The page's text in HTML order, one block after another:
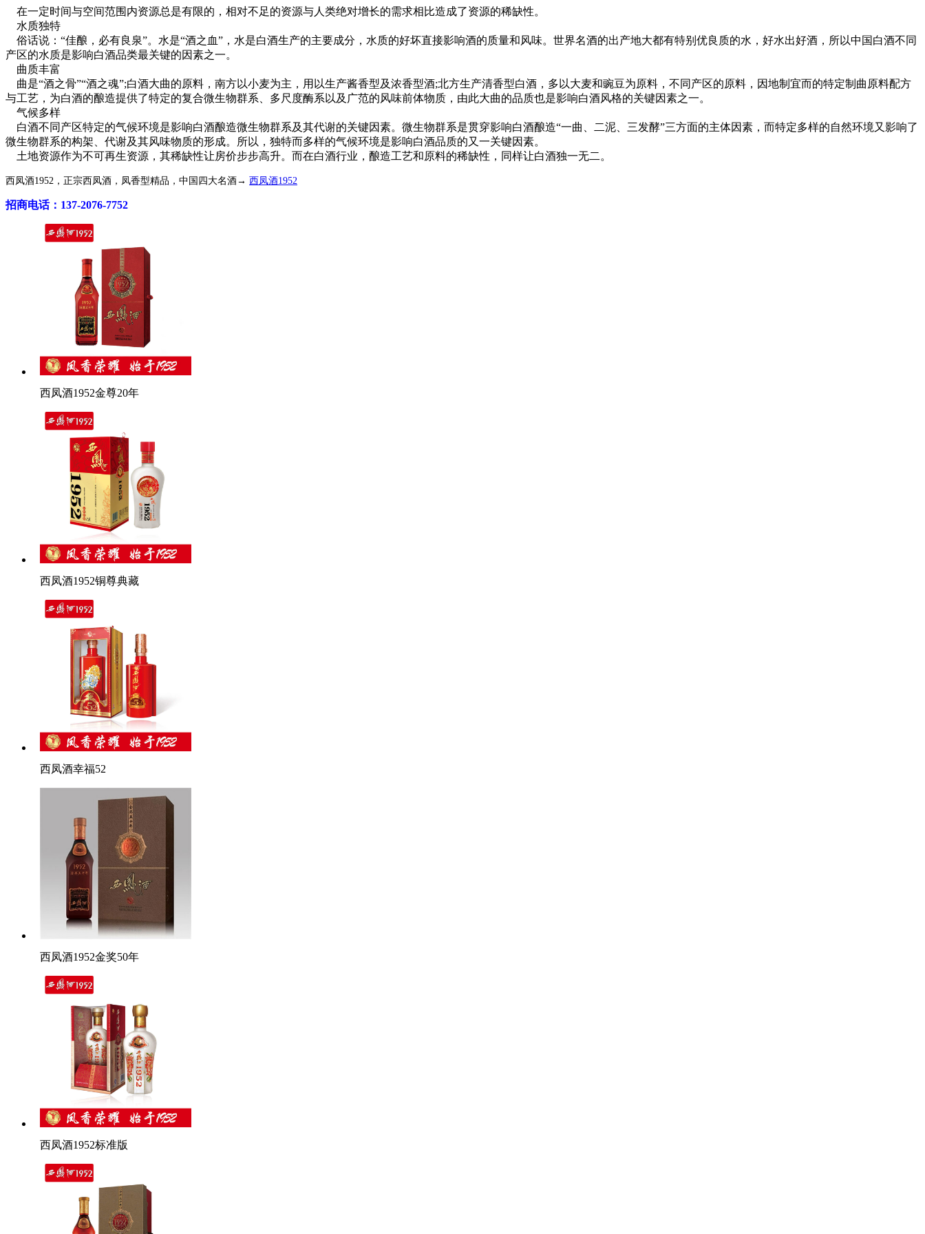
在一定时间与空间范围内资源总是有限的，相对不足的资源与人类绝对增长的需求相比造成了资源的稀缺性。
水质独特
俗话说：“佳酿，必有良泉”。水是“酒之血”，水是白酒生产的主要成分，水质的好坏直接影响酒的质量和风味。世界名酒的出产地大都有特别优良质的水，好水出好酒，所以中国白酒不同
产区的水质是影响白酒品类最关键的因素之一。
曲质丰富
曲是“酒之骨”“酒之魂”;白酒大曲的原料，南方以小麦为主，用以生产酱香型及浓香型酒;北方生产清香型白酒，多以大麦和豌豆为原料，不同产区的原料，因地制宜而的特定制曲原料配方
与工艺，为白酒的酿造提供了特定的复合微生物群系、多尺度酶系以及广范的风味前体物质，由此大曲的品质也是影响白酒风格的关键因素之一。
气候多样
白酒不同产区特定的气候环境是影响白酒酿造微生物群系及其代谢的关键因素。微生物群系是贯穿影响白酒酿造“一曲、二泥、三发酵”三方面的主体因素，而特定多样的自然环境又影响了
微生物群系的构架、代谢及其风味物质的形成。所以，独特而多样的气候环境是影响白酒品质的又一关键因素。
土地资源作为不可再生资源，其稀缺性让房价步步高升。而在白酒行业，酿造工艺和原料的稀缺性，同样让白酒独一无二。
西凤酒1952，正宗西凤酒，凤香型精品，中国四大名酒→ 西凤酒1952
招商电话：137-2076-7752
西凤酒1952金尊20年
西凤酒1952铜尊典藏
西凤酒幸福52
西凤酒1952金奖50年
西凤酒1952标准版